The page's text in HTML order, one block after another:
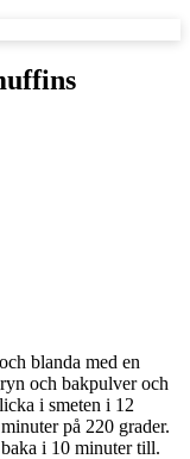
blanda med en
och bakpulver och
i smeten i 12
på 220 grader.
i 10 minuter till.